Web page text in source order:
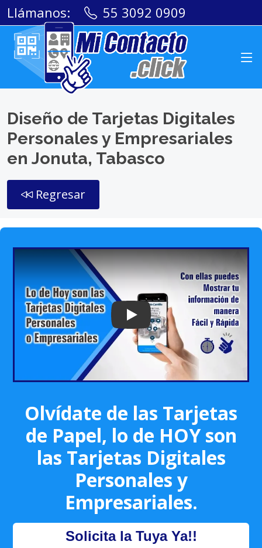
Llámanos: 55 3092 0909
Diseño de Tarjetas Digitales
Personales y Empresariales
en Jonuta, Tabasco
Regresar
Play: Keynote (Google I/O '18)
Olvídate de las Tarjetas
de Papel, lo de HOY son
las Tarjetas Digitales
Personales y
Empresariales.
Solicita la Tuya Ya!!